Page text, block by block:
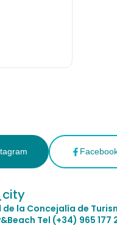
la Concejalía de
Tel (+34) 965 177